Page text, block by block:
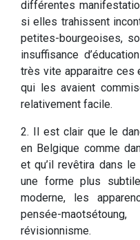
différentes
si elles trahissent
petites-bourgeoises,
insuffisance
très vite apparaitre ces
qui les avaient
relativement facile.
2. Il est clair que le
en Belgique comme
et qu’il revêtira dans
une forme plus
moderne, les
pensée-
révisionnisme.